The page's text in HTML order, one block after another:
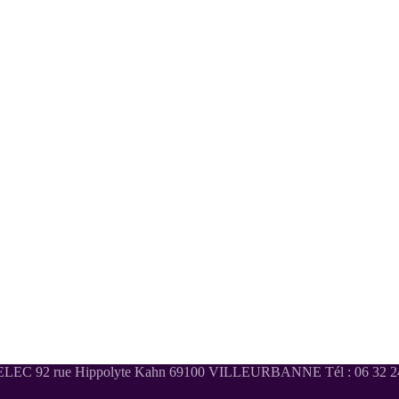
92 rue Hippolyte Kahn 69100 VILLEURBANNE Tél : 06 32